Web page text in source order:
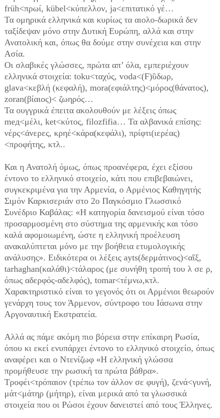
früh<πρωί, kübel<κύπελλον, ja<επιτατικό γέ…
Τα ομηρικά ελληνικά και κυρίως τα αιολο-δωρικά δεν
ταξίδεψαν μόνο στην Δυτική Ευρώπη, αλλά και στην
Ανατολική και, όπως θα δούμε στην συνέχεια και στην
Ασία.
Οι σλαβικές γλώσσες, πρώτα απ’ όλα, εμπεριέχουν
ελληνικά στοιχεία: toku<ταχύς, voda<(F)ὓδωρ,
glava<κεβλή (κεφαλή), mora(εφιάλτης)<μόρος(θάνατος),
zoran(βίαιος)< ζωηρός…
Τα ουγγρικά έπειτα ακολουθούν με λέξεις όπως
meд<μέλι, ket<κύτος, filozfifia… Τα αλβανικά επίσης:
νέρς<ἀνερες, κρηέ<κάρα(κεφάλι), πρίφτι(ιερέας)
<προφήτης, κτλ..
Και η Ανατολή όμως, όπως προανέφερα, έχει εξίσου
έντονο το ελληνικό στοιχείο, κάτι που επιβεβαιώνει,
συγκεκριμένα για την Αρμενία, ο Αρμένιος Καθηγητής
Σιμόν Καρκισεριάν στο 2ο Παγκόσμιο Γλωσσικό
Συνέδριο Καβάλας: «Η κατηγορία δανεισμού είναι τόσο
προσαρμοσμένη στο σύστημα της αρμενικής και τόσο
καλά αφομοιωμένη, ώστε η ελληνική προέλευση
ανακαλύπτεται μόνο με την βοήθεια ετυμολογικής
ανάλυσης». Ειδικότερα οι λέξεις ayts(δερμάτινος)<αἲξ,
tarhaghan(καλάθι)<τάλαρος (με συνήθη τροπή του λ σε ρ,
όπως αδερφός-αδελφός), tomar<τέμνω,κτλ.
Χαρακτηριστικό είναι το γεγονός ότι οι Αρμένιοι θεωρούν
γενάρχη τους τον Άρμενον, σύντροφο του Ιάσωνα στην
Αργοναυτική Εκστρατεία.
Αλλά ας πάμε ακόμη πιο βόρεια στην επίκαιρη Ρωσία,
όπου κι εκεί ενυπάρχει έντονο το ελληνικό στοιχείο, όπως
αναφέρει και ο Ντενίζωφ «Η ελληνική γλώσσα
προμήθευσε την ρωσική τα πρώτα βάθρα».
Τροφέι<τρόπαιον (τρέπω τον άλλον σε φυγή), ζενά<γυνή,
μάτ<μάτηρ (μήτηρ), είναι μερικά από τα γλωσσικά
στοιχεία που οι Ρώσοι έχουν δανειστεί από τους Έλληνες.